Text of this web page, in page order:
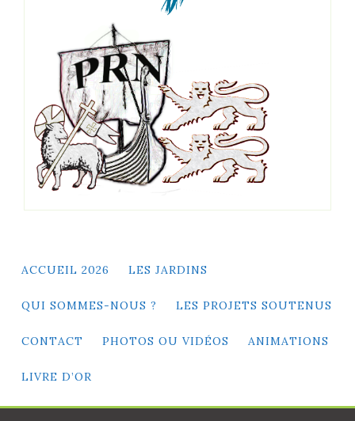
ACCUEIL 2026 LES JARDINS
QUI SOMMES-NOUS ? LES PROJETS SOUTENUS
CONTACT PHOTOS OU VIDÉOS ANIMATIONS
LIVRE D’OR